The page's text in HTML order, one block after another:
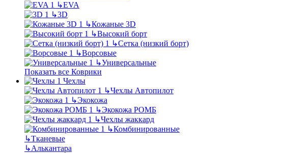
↳EVA
↳3D
↳Кожаные 3D
↳Высокий борт
↳Сетка (низкий борт)
↳Ворсовые
↳Универсальные
Показать все Коврики
Чехлы
↳Чехлы Автопилот
↳Экокожа
↳Экокожа РОМБ
↳Чехлы жаккард
↳Комбинированные
↳Тканевые
↳Алькантара